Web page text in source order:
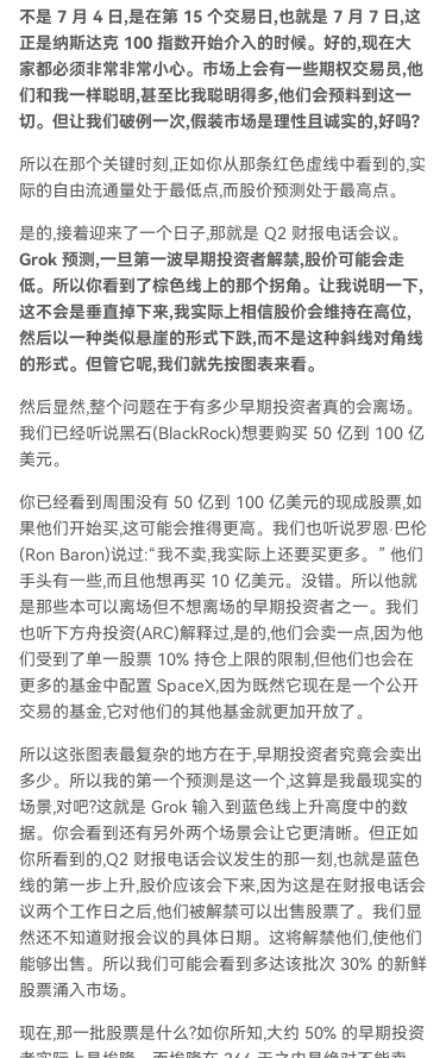
不是 7 月 4 日,是在第 15 个交易日,也就是 7 月 7 日,这
正是纳斯达克 100 指数开始介入的时候。好的,现在大
家都必须非常非常小心。市场上会有一些期权交易员,他
们和我一样聪明,甚至比我聪明得多,他们会预料到这一
切。但让我们破例一次,假装市场是理性且诚实的,好吗?
所以在那个关键时刻,正如你从那条红色虚线中看到的,实
际的自由流通量处于最低点,而股价预测处于最高点。
是的,接着迎来了一个日子,那就是 Q2 财报电话会议。
Grok 预测,一旦第一波早期投资者解禁,股价可能会走
低。所以你看到了棕色线上的那个拐角。让我说明一下,
这不会是垂直掉下来,我实际上相信股价会维持在高位,
然后以一种类似悬崖的形式下跌,而不是这种斜线对角线
的形式。但管它呢,我们就先按图表来看。
然后显然,整个问题在于有多少早期投资者真的会离场。
我们已经听说黑石(BlackRock)想要购买 50 亿到 100 亿
美元。
你已经看到周围没有 50 亿到 100 亿美元的现成股票,如
果他们开始买,这可能会推得更高。我们也听说罗恩·巴伦
(Ron Baron)说过:“我不卖,我实际上还要买更多。” 他们
手头有一些,而且他想再买 10 亿美元。没错。所以他就
是那些本可以离场但不想离场的早期投资者之一。我们
也听下方舟投资(ARC)解释过,是的,他们会卖一点,因为他
们受到了单一股票 10% 持仓上限的限制,但他们也会在
更多的基金中配置 SpaceX,因为既然它现在是一个公开
交易的基金,它对他们的其他基金就更加开放了。
所以这张图表最复杂的地方在于,早期投资者究竟会卖出
多少。所以我的第一个预测是这一个,这算是我最现实的
场景,对吧?这就是 Grok 输入到蓝色线上升高度中的数
据。你会看到还有另外两个场景会让它更清晰。但正如
你所看到的,Q2 财报电话会议发生的那一刻,也就是蓝色
线的第一步上升,股价应该会下来,因为这是在财报电话会
议两个工作日之后,他们被解禁可以出售股票了。我们显
然还不知道财报会议的具体日期。这将解禁他们,使他们
能够出售。所以我们可能会看到多达该批次 30% 的新鲜
股票涌入市场。
现在,那一批股票是什么?如你所知,大约 50% 的早期投资